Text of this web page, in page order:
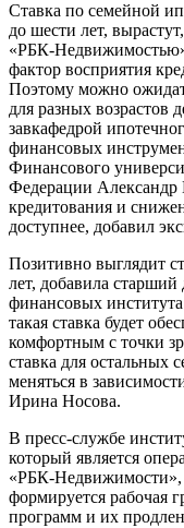
Ставка по семейной
до шести лет,
«РБК-
фактор восприятия
Поэтому можно
для разных возрастов
завкафедрой
финансовых
Финансового
Федерации
кредитования и
доступнее, добавил
Позитивно выглядит
лет, добавила
финансовых
такая ставка будет
комфортным с точки
ставка для остальных
меняться в
Ирина Носова.
В пресс-службе
который является
«РБК-Недвижимости»,
формируется рабочая
программ и их